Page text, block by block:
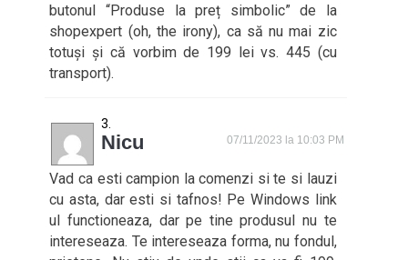
butonul “Produse la preț simbolic” de la
shopexpert (oh, the irony), ca să nu mai zic
totuși și că vorbim de 199 lei vs. 445 (cu
transport).
Nicu 07/11/2023 la 10:03 PM
Vad ca esti campion la comenzi si te si lauzi
cu asta, dar esti si tafnos! Pe Windows link
ul functioneaza, dar pe tine produsul nu te
intereseaza. Te intereseaza forma, nu fondul,